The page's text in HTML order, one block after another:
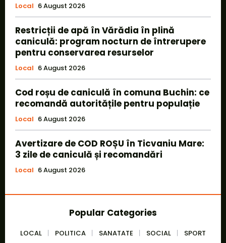
Local 6 August 2026
Restricții de apă în Vărădia în plină
caniculă: program nocturn de întrerupere
pentru conservarea resurselor
Local 6 August 2026
Cod roșu de caniculă în comuna Buchin: ce
recomandă autoritățile pentru populație
Local 6 August 2026
Avertizare de COD ROȘU în Ticvaniu Mare:
3 zile de caniculă și recomandări
Local 6 August 2026
Popular Categories
LOCAL POLITICA SANATATE SOCIAL
SPORT